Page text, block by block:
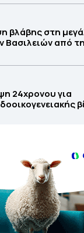
βλάβης στη
Βασιλειών από τη
24χρονου για